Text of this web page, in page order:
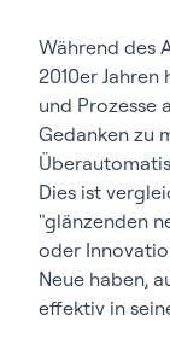
Während des
2010er
und Prozesse
Gedanken zu
Dies ist
"glänzenden
oder
Neue haben,
effektiv in